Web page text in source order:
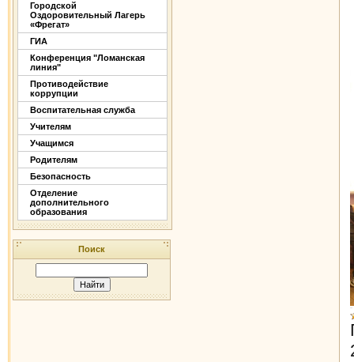
Городской
Оздоровительный Лагерь
«Фрегат»
ГИА
Конференция "Ломанская
линия"
Противодействие
коррупции
Воспитательная служба
Учителям
Учащимся
Родителям
Безопасность
Отделение
дополнительного
образования
Поиск